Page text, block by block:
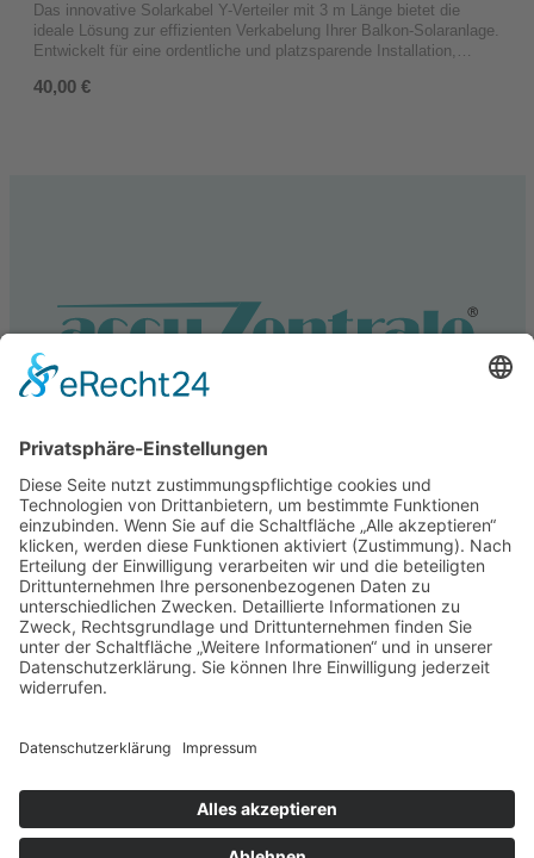
Das innovative Solarkabel Y-Verteiler mit 3 m Länge bietet die
ideale Lösung zur effizienten Verkabelung Ihrer Balkon-Solaranlage.
Entwickelt für eine ordentliche und platzsparende Installation,
Photovoltaikmodulen über einen einzigen Anschluss. Technische
Regulärer Preis:
40,00 €
Service
Information
Unsere weiteren Shops
Alle Preise inkl. gesetzl. Mehrwertsteuer zzgl.Versandkosten